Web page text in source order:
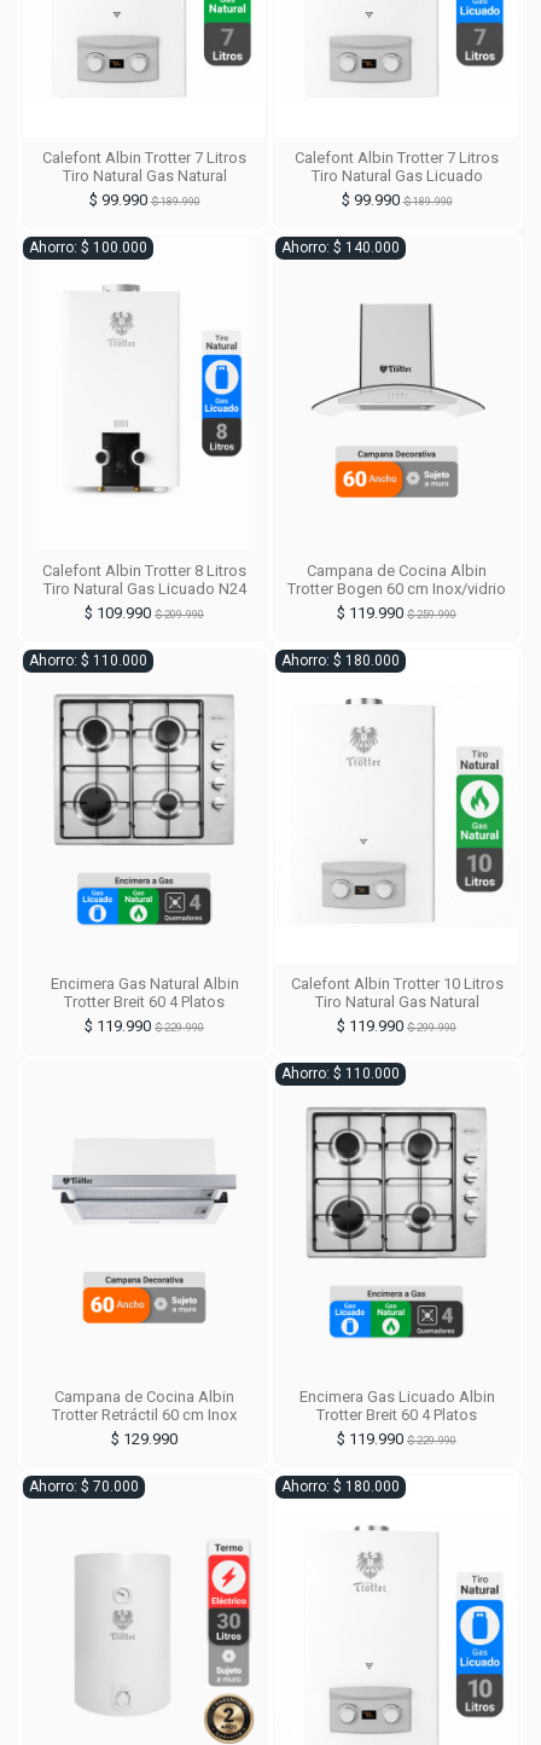
Calefont Albin Trotter 7 Litros
Tiro Natural Gas Natural
$ 99.990$ 189.990
Calefont Albin Trotter 7 Litros
Tiro Natural Gas Licuado
$ 99.990$ 189.990
Ahorro: $ 100.000
Calefont Albin Trotter 8 Litros
Tiro Natural Gas Licuado N24
$ 109.990 $ 209.990
Ahorro: $ 140.000
Campana de Cocina Albin
Trotter Bogen 60 cm Inox/vidrio
$ 119.990 $ 259.990
Ahorro: $ 110.000
Encimera Gas Natural Albin
Trotter Breit 60 4 Platos
$ 119.990 $ 229.990
Ahorro: $ 180.000
Calefont Albin Trotter 10 Litros
Tiro Natural Gas Natural
$ 119.990 $ 299.990
Campana de Cocina Albin
Trotter Retráctil 60 cm Inox
$ 129.990
Ahorro: $ 110.000
Encimera Gas Licuado Albin
Trotter Breit 60 4 Platos
$ 119.990 $ 229.990
Ahorro: $ 70.000 Ahorro: $ 180.000